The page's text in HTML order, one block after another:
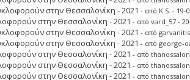
στην Θεσσαλονίκη - 2021 - από K.S. - 19-
στην Θεσσαλονίκη - 2021 - απόvard_57 -
στην Θεσσαλονίκη - 2021 - απόgarvanitis
στην Θεσσαλονίκη - 2021 - απόgeorge-
στην Θεσσαλονίκη - 2021 - από
στην Θεσσαλονίκη - 2021 - από
στην Θεσσαλονίκη - 2021 - από